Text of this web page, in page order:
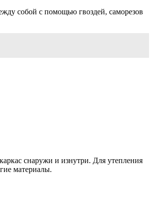
собой с помощью гвоздей, саморезов
снаружи и изнутри. Для утепления
материалы.